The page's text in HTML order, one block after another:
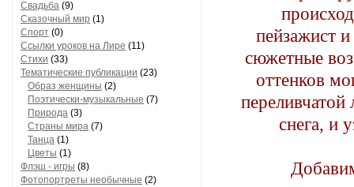
Свадьба (9)
Сказочный мир (1)
Спорт (0)
Ссылки уроков на Лире (11)
Стихи (33)
Тематические публикации (23)
Образ женщины (2)
Поэтически-музыкальные (7)
Природа (3)
Страны мира (7)
Танца (1)
Цветы (1)
Флэш - игры (8)
Фотопортреты необычные (2)
пейзажист
сюжетные
оттенков
снега, и